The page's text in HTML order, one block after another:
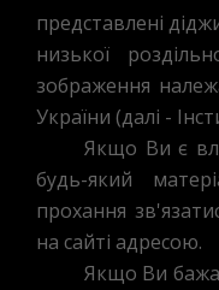
представлені
низької
зображення
України (далі -
Якщо Ви є
будь-який
прохання
на сайті адресою.
Якщо Ви